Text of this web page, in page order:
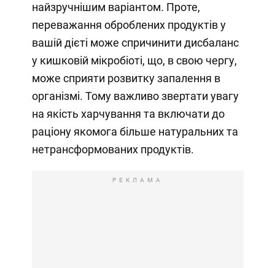
найзручнішим варіантом. Проте,
переважання оброблених продуктів у
вашій дієті може спричинити дисбаланс
у кишковій мікробіоті, що, в свою чергу,
може сприяти розвитку запалення в
організмі. Тому важливо звертати увагу
на якість харчування та включати до
раціону якомога більше натуральних та
нетрансформованих продуктів.
РЕКЛАМА